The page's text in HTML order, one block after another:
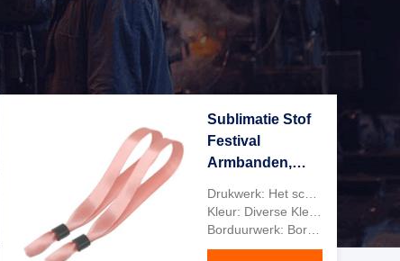
+
Sublimatie Stof
Festival
Armbanden,
Stof Event
Armbanden